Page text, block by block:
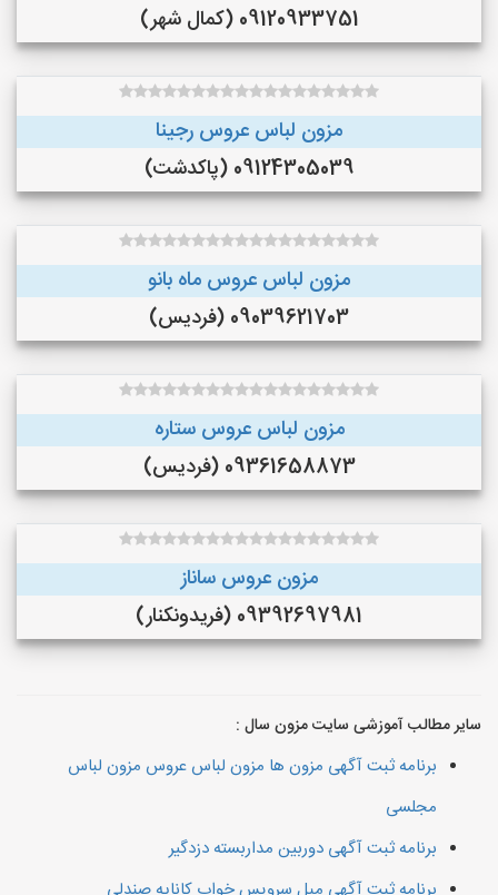
09120933751 (کمال شهر)
مزون لباس عروس رجینا
09124305039 (پاکدشت)
مزون لباس عروس ماه بانو
09039621703 (فردیس)
مزون لباس عروس ستاره
09361658873 (فردیس)
مزون عروس ساناز
09392697981 (فريدونكنار)
سایر مطالب آموزشی سایت مزون سال :
برنامه ثبت آگهی مزون ها مزون لباس عروس مزون لباس
مجلسی
برنامه ثبت آگهی دوربین مداربسته دزدگیر